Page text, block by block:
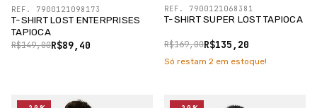
T-SHIRT LOST ENTERPRISES
TAPIOCA
R$89,40
R$149,00
REF. 7900121098173
T-SHIRT SUPER LOST TAPIOCA
R$135,20
R$169,00
REF. 7900121068381
Só restam 2 em estoque!